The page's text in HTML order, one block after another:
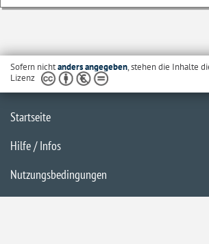
Sofern nichtanders angegeben, stehen die Inhalte
Lizenz
Startseite
Hilfe / Infos
Nutzungsbedingungen